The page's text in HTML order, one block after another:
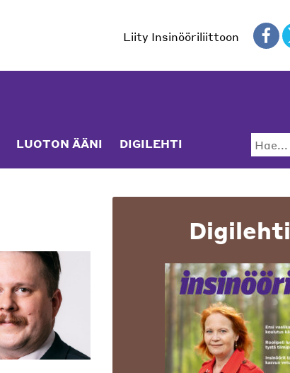
Liity Insinööriliittoon
LUOTON ÄÄNI DIGILEHTI Hae...
Digilehti